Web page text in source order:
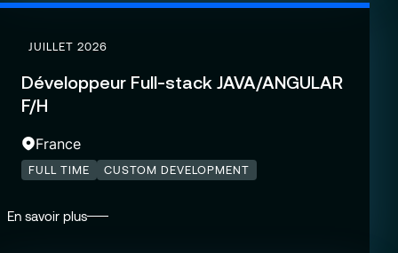
JUILLET 2026
Développeur Full-stack JAVA/ANGULAR
F/H
France
FULL TIME CUSTOM DEVELOPMENT
En savoir plus